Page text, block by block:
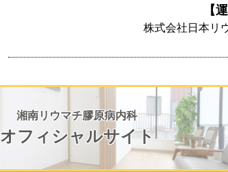
【
株式会社日本リ
湘南リウマチ膠原病内科
オフィシャルサイト